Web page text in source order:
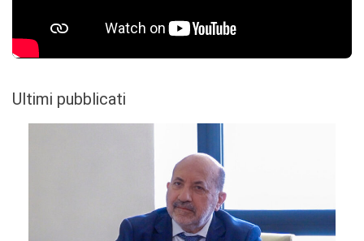
Ultimi pubblicati